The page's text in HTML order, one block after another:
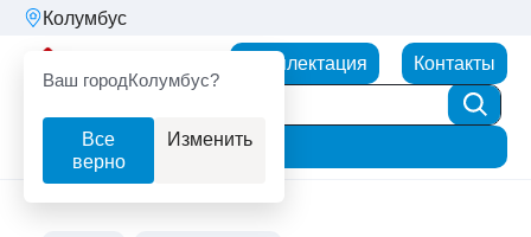
Колумбус
Ваш городКолумбус?
Все
верно
Изменить
Комплектация Контакты
Фильтр